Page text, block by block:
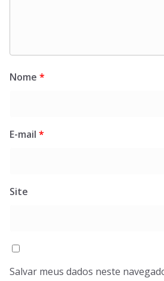
Nome *
E-mail *
Site
Salvar meus dados neste